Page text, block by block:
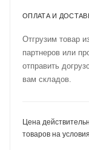
ОПЛАТА И
Отгрузим товар
партнеров или
отправить
вам складов.
Цена
товаров на